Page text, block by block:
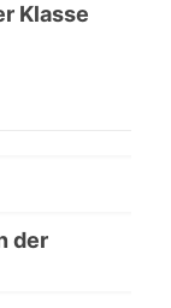
Klasse
der